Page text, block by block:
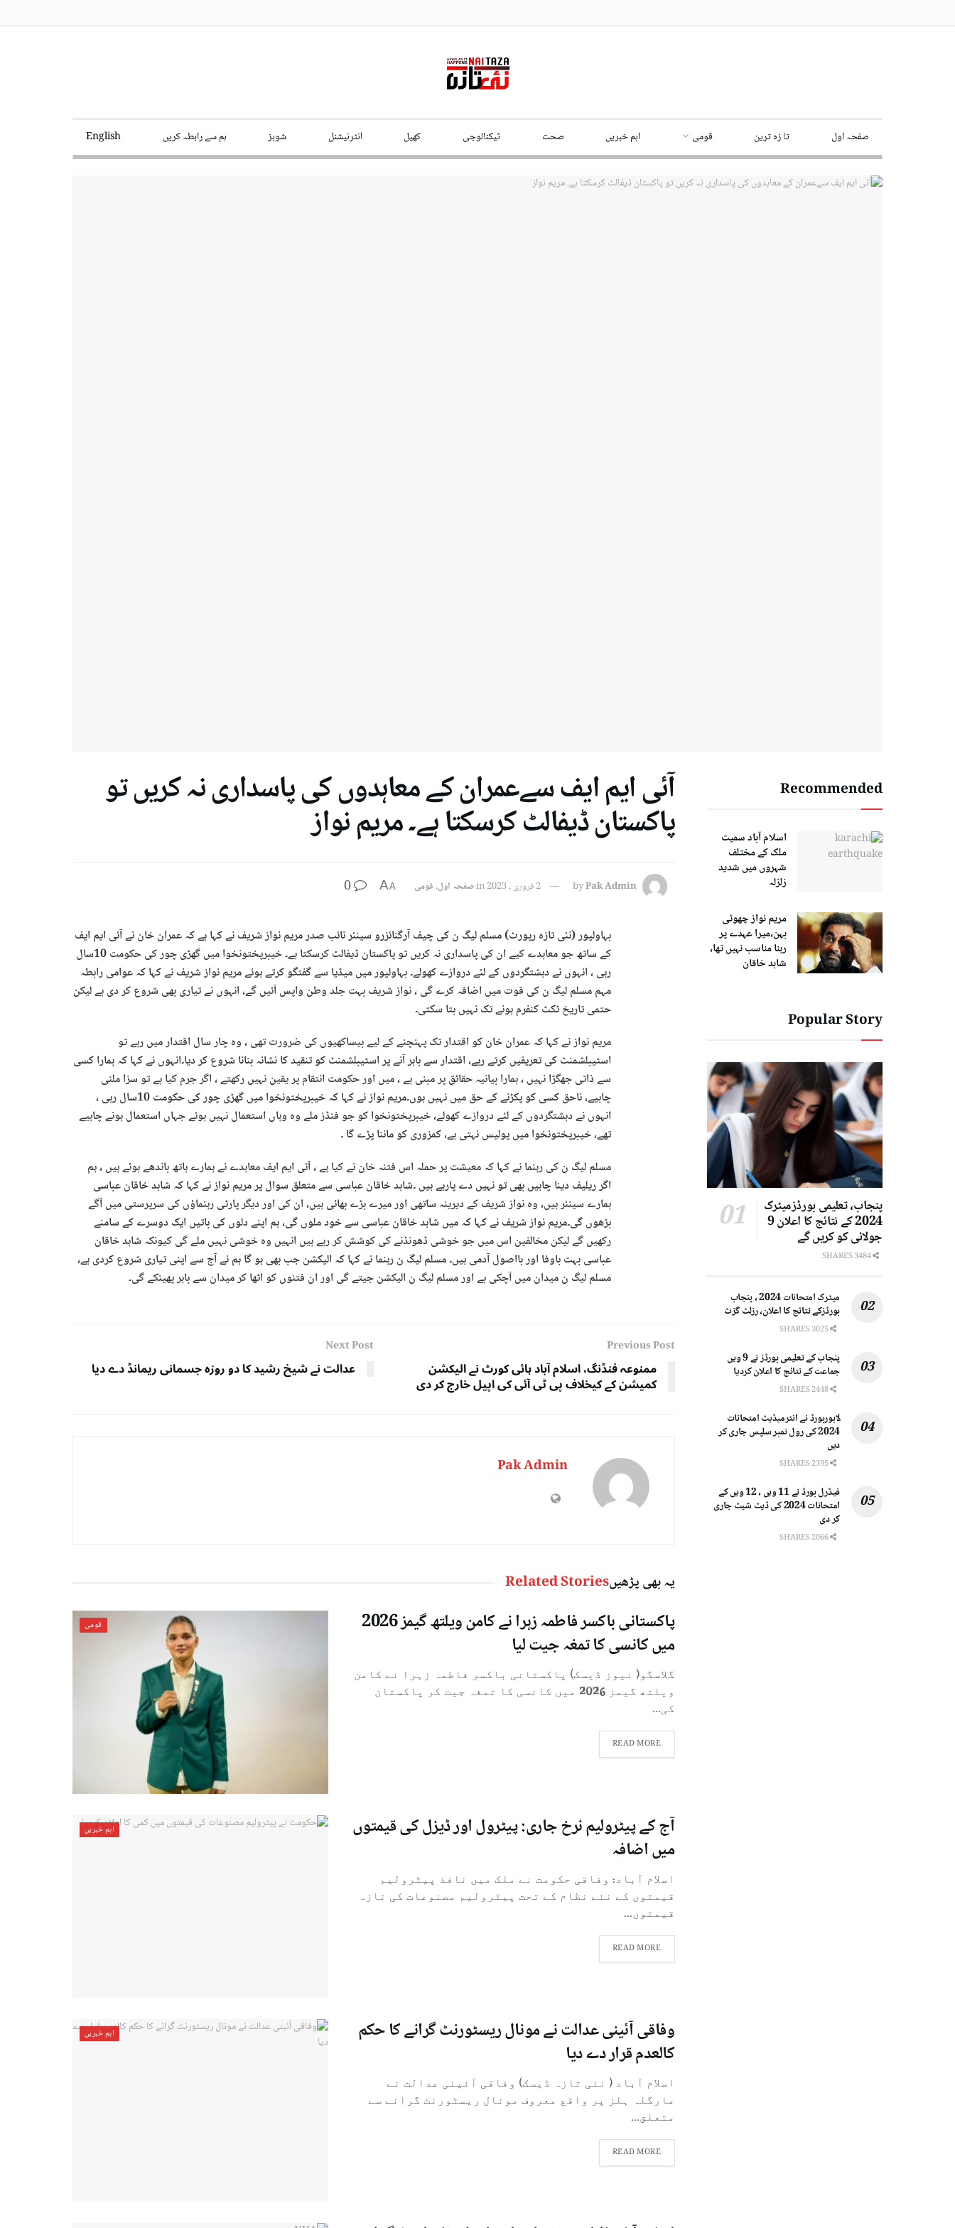
صفحہ اول تا زہ ترین قومی اہم خبریں صحت ٹیکنالوجی کھیل انٹرنیشنل شوبز ہم سے رابطہ کریں English
آئی ایم ایف سےعمران کے معاہدوں کی پاسداری نہ کریں تو
پاکستان ڈیفالٹ کرسکتا ہے۔ مریم نواز
byPak Admin 2 فروری , 2023 inصفحہ اول,قومی A
A
0
بہاولپور (نئی تازہ رپورٹ) مسلم لیگ ن کی چیف آرگنائزرو سینئر نائب صدر مریم نواز شریف نے کہا ہے کہ عمران خان نے آئی ایم ایف
کے ساتھ جو معاہدے کیے ان کی پاسداری نہ کریں تو پاکستان ڈیفالٹ کرسکتا ہے۔ خیبرپختونخوا میں گھڑی چور کی حکومت 10سال
رہی ، انہوں نے دہشتگردوں کے لئے دروازے کھولے۔ بہاولپور میں میڈیا سے گفتگو کرتے ہوئے مریم نواز شریف نے کہا کہ عوامی رابطہ
مہم مسلم لیگ ن کی قوت میں اضافہ کرے گی ، نواز شریف بہت جلد وطن واپس آئیں گے، انہوں نے تیاری بھی شروع کر دی ہے لیکن
حتمی تاریخ ٹکٹ کنفرم ہونے تک نہیں بتا سکتی۔
مریم نواز نے کہا کہ عمران خان کو اقتدار تک پہنچنے کے لیے بیساکھیوں کی ضرورت تھی ، وہ چار سال اقتدار میں رہے تو
اسٹیبلشمنٹ کی تعریفیں کرتے رہے، اقتدار سے باہر آنے پر اسٹیبلشمنٹ کو تنقید کا نشانہ بنانا شروع کر دیا۔انہوں نے کہا کہ ہمارا کسی
سے ذاتی جھگڑا نہیں ، ہمارا بیانیہ حقائق پر مبنی ہے ، میں اور حکومت انتقام پر یقین نہیں رکھتے ، اگر جرم کیا ہے تو سزا ملنی
چاہیے، ناحق کسی کو پکڑنے کے حق میں نہیں ہوں۔مریم نواز نے کہا کہ خیبرپختونخوا میں گھڑی چور کی حکومت 10سال رہی ،
انہوں نے دہشتگردوں کے لئے دروازے کھولے، خیبرپختونخوا کو جو فنڈز ملے وہ وہاں استعمال نہیں ہوئے جہاں استعمال ہونے چاہیے
تھے، خیبرپختونخوا میں پولیس نہتی ہے، کمزوری کو ماننا پڑے گا ۔
مسلم لیگ ن کی رہنما نے کہا کہ معیشت پر حملہ اس فتنہ خان نے کیا ہے ، آئی ایم ایف معاہدے نے ہمارے ہاتھ باندھے ہوئے ہیں ، ہم
اگر ریلیف دینا چاہیں بھی تو نہیں دے پارہے ہیں ۔شاہد خاقان عباسی سے متعلق سوال پر مریم نواز نے کہا کہ شاہد خاقان عباسی
ہمارے سینئر ہیں، وہ نواز شریف کے دیرینہ ساتھی اور میرے بڑے بھائی ہیں، ان کی اور دیگر پارٹی رہنماؤں کی سرپرستی میں آگے
بڑھوں گی۔مریم نواز شریف نے کہا کہ میں شاہد خاقان عباسی سے خود ملوں گی، ہم اپنے دلوں کی باتیں ایک دوسرے کے سامنے
رکھیں گے لیکن مخالفین اس میں جو خوشی ڈھونڈنے کی کوشش کر رہے ہیں انہیں وہ خوشی نہیں ملے گی کیونکہ شاہد خاقان
عباسی بہت باوفا اور بااصول آدمی ہیں۔ مسلم لیگ ن رہنما نے کہا کہ الیکشن جب بھی ہو گا ہم نے آج سے اپنی تیاری شروع کردی ہے،
مسلم لیگ ن میدان میں آچکی ہے اور مسلم لیگ ن الیکشن جیتے گی اور ان فتنوں کو اٹھا کر میدان سے باہر پھینکے گی۔
Previous Post
ممنوعہ فنڈنگ، اسلام آباد ہائی کورٹ نے الیکشن
کمیشن کے کیخلاف پی ٹی آئی کی اپیل خارج کر دی
Next Post
عدالت نے شیخ رشید کا دو روزہ جسمانی ریمانڈ دے دیا
Pak Admin
یہ بھی پڑھیںRelated Stories
قومی
پاکستانی باکسر فاطمہ زہرا نے کامن ویلتھ گیمز 2026
میں کانسی کا تمغہ جیت لیا
گلاسگو( نیوز ڈیسک) پاکستانی باکسر فاطمہ زہرا نے کامن
ویلتھ گیمز 2026 میں کانسی کا تمغہ جیت کر پاکستان
کی...
READ MORE
اہم خبریں
آج کے پیٹرولیم نرخ جاری: پیٹرول اور ڈیزل کی قیمتوں
میں اضافہ
اسلام آباد: وفاقی حکومت نے ملک میں نافذ پیٹرولیم
قیمتوں کے نئے نظام کے تحت پیٹرولیم مصنوعات کی تازہ
قیمتوں...
READ MORE
اہم خبریں
وفاقی آئینی عدالت نے مونال ریسٹورنٹ گرانے کا حکم
کالعدم قرار دے دیا
اسلام آباد ( نئی تازہ ڈیسک) وفاقی آئینی عدالت نے
مارگلہ ہلز پر واقع معروف مونال ریسٹورنٹ گرانے سے
متعلق...
READ MORE
Recommended
اسلام آباد سمیت
ملک کے مختلف
شہروں میں شدید
زلزلہ
مریم نواز چھوٹی
بہن،میرا عہدے پر
رہنا مناسب نہیں تھا،
شاہد خاقان
Popular Story
پنجاب، تعلیمی بورڈزمیٹرک
2024 کے نتائج کا اعلان 9
جولائی کو کریں گے
میٹرک امتحانات 2024 ، پنجاب
بورڈزکے نتائج کا اعلان، رزلٹ گزٹ
پنجاب کے تعلیمی بورڈز نے 9 ویں
جماعت کے نتائج کا اعلان کردیا
لاہوربورڈ نے انٹرمیڈیٹ امتحانات
2024 کی رول نمبر سلپس جاری کر
دیں
فیڈرل بورڈ نے 11 ویں ، 12 ویں کے
امتحانات 2024 کی ڈیٹ شیٹ جاری
کر دی